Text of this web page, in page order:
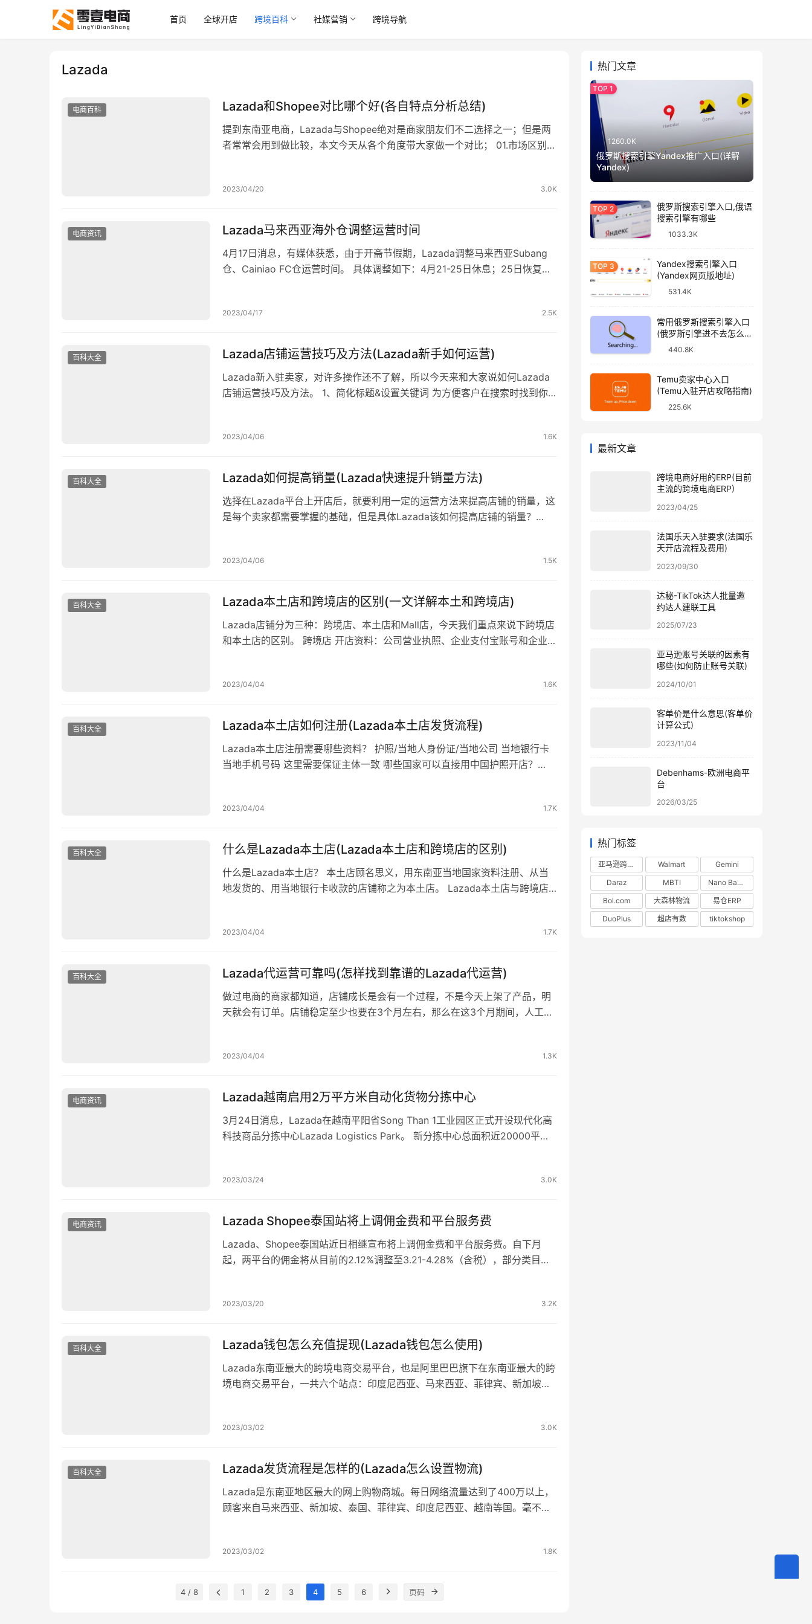
首页 全球开店 跨境百科 社媒营销 跨境导航
Lazada
电商百科 Lazada和Shopee对比哪个好(各自特点分析总结)
提到东南亚电商，Lazada与Shopee绝对是商家朋友们不二选择之一；但是两
者常常会用到做比较，本文今天从各个角度带大家做一个对比； 01.市场区别
及巴西 墨西哥 哥伦比亚 智利这些站点综上所述如果…
2023/04/20 3.0K
电商资讯 Lazada马来西亚海外仓调整运营时间
4月17日消息，有媒体获悉，由于开斋节假期，Lazada调整马来西亚Subang
仓、Cainiao FC仓运营时间。 具体调整如下：4月21-25日休息；25日恢复出
卖家可耐心解释说明。 与此同时，近期Lazada官方…
2023/04/17 2.5K
百科大全 Lazada店铺运营技巧及方法(Lazada新手如何运营)
Lazada新入驻卖家，对许多操作还不了解，所以今天来和大家说如何Lazada
店铺运营技巧及方法。 1、简化标题&设置关键词 为方便客户在搜索时找到你
面，尽可能的突出关键词。 2、准确分类 做好准确的产品分类非常的重…
2023/04/06 1.6K
百科大全 Lazada如何提高销量(Lazada快速提升销量方法)
选择在Lazada平台上开店后，就要利用一定的运营方法来提高店铺的销量，这
是每个卖家都需要掌握的基础，但是具体Lazada该如何提高店铺的销量？
类别，调研该类别在平台上的潜在增长优势，价格区间优势，从而选择一个最
2023/04/06 1.5K
百科大全 Lazada本土店和跨境店的区别(一文详解本土和跨境店)
Lazada店铺分为三种：跨境店、本土店和Mall店，今天我们重点来说下跨境店
和本土店的区别。 跨境店 开店资料：公司营业执照、企业支付宝账号和企业派
物流就行，平台在国内义乌、深圳、泉州有仓库，店铺出单…
2023/04/04 1.6K
百科大全 Lazada本土店如何注册(Lazada本土店发货流程)
Lazada本土店注册需要哪些资料？ 护照/当地人身份证/当地公司 当地银行卡
当地手机号码 这里需要保证主体一致 哪些国家可以直接用中国护照开店？
呢？ 有两种情况：第一商家在东南亚本土，自己直接注册当地银行卡收款…
2023/04/04 1.7K
百科大全 什么是Lazada本土店(Lazada本土店和跨境店的区别)
什么是Lazada本土店？ 本土店顾名思义，用东南亚当地国家资料注册、从当
地发货的、用当地银行卡收款的店铺称之为本土店。 Lazada本土店与跨境店
机号码 2、平台收费 跨境店：3000元保证金+4%佣金 本土店：…
2023/04/04 1.7K
百科大全 Lazada代运营可靠吗(怎样找到靠谱的Lazada代运营)
做过电商的商家都知道，店铺成长是会有一个过程，不是今天上架了产品，明
天就会有订单。店铺稳定至少也要在3个月左右，那么在这3个月期间，人工成
么保证？ 说了这么多，我们再来看下到底哪些代运营公司会按抽佣模式合作。
2023/04/04 1.3K
电商资讯 Lazada越南启用2万平方米自动化货物分拣中心
3月24日消息，Lazada在越南平阳省Song Than 1工业园区正式开设现代化高
科技商品分拣中心Lazada Logistics Park。 新分拣中心总面积近20000平方
增长的在线购物需求。 Lazada物流…
2023/03/24 3.0K
电商资讯 Lazada Shopee泰国站将上调佣金费和平台服务费
Lazada、Shopee泰国站近日相继宣布将上调佣金费和平台服务费。自下月
起，两平台的佣金将从目前的2.12%调整至3.21-4.28%（含税），部分类目增
的所有时尚品类；非珠宝首饰；非黄金、铂金…
2023/03/20 3.2K
百科大全 Lazada钱包怎么充值提现(Lazada钱包怎么使用)
Lazada东南亚最大的跨境电商交易平台，也是阿里巴巴旗下在东南亚最大的跨
境电商交易平台，一共六个站点：印度尼西亚、马来西亚、菲律宾、新加坡、
退款时，用户的余额都会即时更新。 但是，因为大家系统中的对账时间，有…
2023/03/02 3.0K
百科大全 Lazada发货流程是怎样的(Lazada怎么设置物流)
Lazada是东南亚地区最大的网上购物商城。每日网络流量达到了400万以上，
顾客来自马来西亚、新加坡、泰国、菲律宾、印度尼西亚、越南等国。毫不夸
同等水平的供应能力。 Lazada发货流程是怎样的 第一步：发货到Lazada国…
2023/03/02 1.8K
4 / 8 1 2 3 4 5 6
热门文章
1260.0K
俄罗斯搜索引擎Yandex推广入口(详解
Yandex)
俄罗斯搜索引擎入口,俄语
搜索引擎有哪些
1033.3K
Yandex搜索引擎入口
(Yandex网页版地址)
531.4K
常用俄罗斯搜索引擎入口
(俄罗斯引擎进不去怎么
440.8K
Temu卖家中心入口
(Temu入驻开店攻略指南)
225.6K
最新文章
跨境电商好用的ERP(目前
主流的跨境电商ERP)
2023/04/25
法国乐天入驻要求(法国乐
天开店流程及费用)
2023/09/30
达秘-TikTok达人批量邀
约达人建联工具
2025/07/23
亚马逊账号关联的因素有
哪些(如何防止账号关联)
2024/10/01
客单价是什么意思(客单价
计算公式)
2023/11/04
Debenhams-欧洲电商平
台
2026/03/25
热门标签
亚马逊跨境电商 Walmart
Gemini
Daraz
MBTI
Nano Banana
Bol.com
大森林物流
易仓ERP
DuoPlus
超店有数 tiktokshop